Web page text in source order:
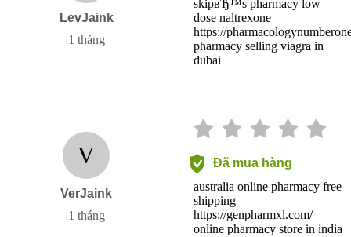
LevJaink
1 tháng
skipвЂ™s pharmacy low
dose naltrexone
https://
pharmacy selling viagra in
dubai
V
VerJaink
1 tháng
Đã mua hàng
australia online pharmacy free
shipping
https://genpharmxl.com/
online pharmacy store in india